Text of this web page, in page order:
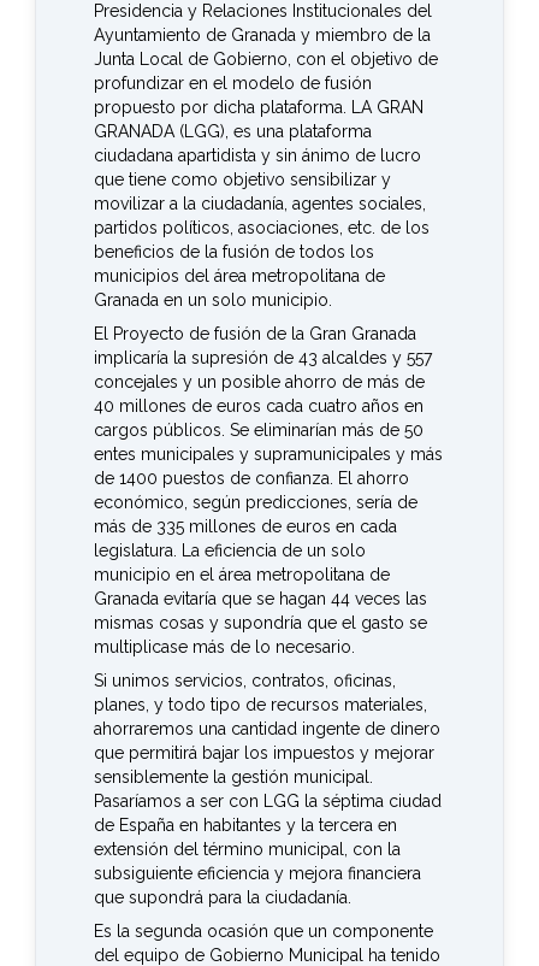
Presidencia y Relaciones Institucionales del
Ayuntamiento de Granada y miembro de la
Junta Local de Gobierno, con el objetivo de
profundizar en el modelo de fusión
propuesto por dicha plataforma. LA GRAN
GRANADA (LGG), es una plataforma
ciudadana apartidista y sin ánimo de lucro
que tiene como objetivo sensibilizar y
movilizar a la ciudadanía, agentes sociales,
partidos políticos, asociaciones, etc. de los
beneficios de la fusión de todos los
municipios del área metropolitana de
Granada en un solo municipio.
El Proyecto de fusión de la Gran Granada
implicaría la supresión de 43 alcaldes y 557
concejales y un posible ahorro de más de
40 millones de euros cada cuatro años en
cargos públicos. Se eliminarían más de 50
entes municipales y supramunicipales y más
de 1400 puestos de confianza. El ahorro
económico, según predicciones, sería de
más de 335 millones de euros en cada
legislatura. La eficiencia de un solo
municipio en el área metropolitana de
Granada evitaría que se hagan 44 veces las
mismas cosas y supondría que el gasto se
multiplicase más de lo necesario.
Si unimos servicios, contratos, oficinas,
planes, y todo tipo de recursos materiales,
ahorraremos una cantidad ingente de dinero
que permitirá bajar los impuestos y mejorar
sensiblemente la gestión municipal.
Pasaríamos a ser con LGG la séptima ciudad
de España en habitantes y la tercera en
extensión del término municipal, con la
subsiguiente eficiencia y mejora financiera
que supondrá para la ciudadanía.
Es la segunda ocasión que un componente
del equipo de Gobierno Municipal ha tenido